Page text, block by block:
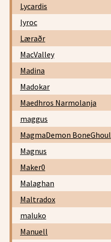
Lycardis
lyroc
Læraðr
MacValley
Madina
Madokar
Maedhros Narmolanja
maggus
MagmaDemon BoneGhoul
Magnus
Maker0
Malaghan
Maltradox
maluko
Manuell